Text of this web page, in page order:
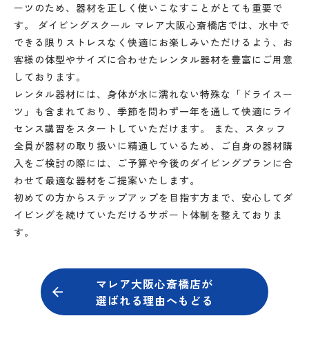
ーツのため、器材を正しく使いこなすことがとても重要で
す。 ダイビングスクール マレア大阪心斎橋店では、水中で
できる限りストレスなく快適にお楽しみいただけるよう、お
客様の体型やサイズに合わせたレンタル器材を豊富にご用意
しております。
レンタル器材には、身体が水に濡れない特殊な「ドライスー
ツ」も含まれており、季節を問わず一年を通して快適にライ
センス講習をスタートしていただけます。 また、スタッフ
全員が器材の取り扱いに精通しているため、ご自身の器材購
入をご検討の際には、ご予算や今後のダイビングプランに合
わせて最適な器材をご提案いたします。
初めての方からステップアップを目指す方まで、安心してダ
イビングを続けていただけるサポート体制を整えておりま
す。
マレア大阪心斎橋店が
選ばれる理由へもどる